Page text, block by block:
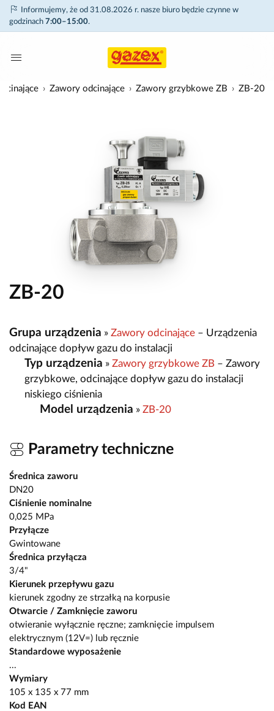
Informujemy, że od 31.08.2026 r. nasze biuro będzie czynne w
godzinach 7:00–15:00.
Zawory odcinające Zawory grzybkowe ZB ZB-20
ZB-20
Grupa urządzenia » Zawory odcinające – Urządzenia
odcinające dopływ gazu do instalacji
Typ urządzenia » Zawory grzybkowe ZB – Zawory
grzybkowe, odcinające dopływ gazu do instalacji
niskiego ciśnienia
Model urządzenia » ZB-20
Parametry techniczne
Średnica zaworu
DN20
Ciśnienie nominalne
0,025 MPa
Przyłącze
Gwintowane
Średnica przyłącza
3/4"
Kierunek przepływu gazu
kierunek zgodny ze strzałką na korpusie
Otwarcie / Zamknięcie zaworu
otwieranie wyłącznie ręczne; zamknięcie impulsem
elektrycznym (12V=) lub ręcznie
Standardowe wyposażenie
...
Wymiary
105 x 135 x 77 mm
Kod EAN